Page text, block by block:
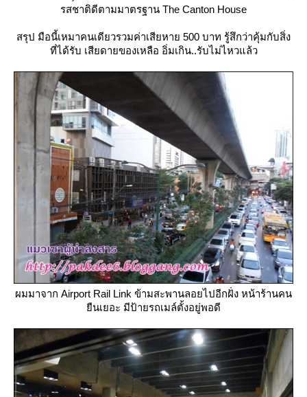
รสชาติดีตามมาตรฐาน The Canton House
สรุป มือนี้เหมาคนเดียวรวมค่าเสียหาย 500 บาท รู้สึกว่าคุ้มกับสิ่ง
ที่ได้รับ เสียดายของเหลือ อิ่มเกิน..รับไม่ไหวแล้ว
ผมมาจาก Airport Rail Link ข้ามสะพานลอยไปอีกฝั่ง หน้าร้านคน
ืนเยอะ มีป้ายรถเมล์ตั้งอยู่พอดี